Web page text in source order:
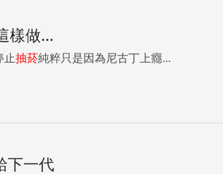
樣做...
止抽菸純粹只是因為尼古丁上癮...
下一代